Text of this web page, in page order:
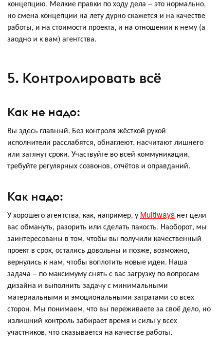
концепцию. Мелкие правки по ходу дела – это нормально,
но смена концепции на лету дурно скажется и на качестве
работы, и на стоимости проекта, и на отношении к нему (а
заодно и к вам) агентства.
5. Контролировать всё
Как не надо:
Вы здесь главный. Без контроля жёсткой рукой
исполнители расслабятся, обнаглеют, насчитают лишнего
или затянут сроки. Участвуйте во всей коммуникации,
требуйте регулярных созвонов, отчётов и оправданий.
Как надо:
У хорошего агентства, как, например, у Multiways нет цели
вас обмануть, разорить или сделать пакость. Наоборот, мы
заинтересованы в том, чтобы вы получили качественный
проект в срок, остались довольны и позже, возможно,
вернулись к нам, чтобы воплотить новые идеи. Наша
задача – по максимуму снять с вас загрузку по вопросам
дизайна и выполнить задачу с минимальными
материальными и эмоциональными затратами со всех
сторон. Мы понимаем, что вы переживаете за своё дело, но
излишний контроль забирает время и силы у всех
участников, что сказывается на качестве работы.